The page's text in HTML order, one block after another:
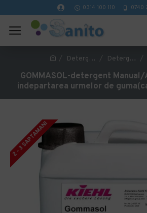
0314 100 110 0740
Detergenti profesionali curatenie Detergenti pardoseli
GOMMASOL-detergent
indepartarea urmelor de
2 - 3 SAPTAMANI